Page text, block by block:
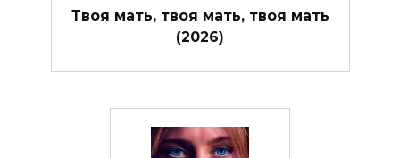
Твоя мать, твоя мать, твоя мать
(2026)